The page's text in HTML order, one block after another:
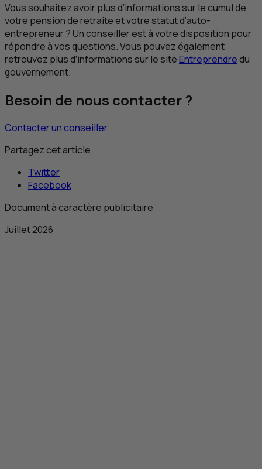
Vous souhaitez avoir plus d’informations sur le cumul de
votre pension de retraite et votre statut d’auto-
entrepreneur ? Un conseiller est à votre disposition pour
répondre à vos questions. Vous pouvez également
retrouvez plus d’informations sur le siteEntreprendredu
gouvernement.
Besoin de nous contacter ?
Contacter un conseiller
Partagez cet article
Twitter
Facebook
Document à caractère publicitaire
Juillet 2026